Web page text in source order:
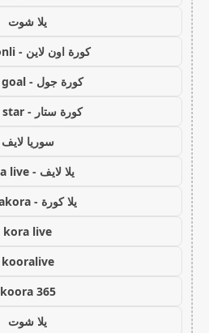
يلا شوت
كورة اون لاين - kora onli
كورة جول - kora goal
كورة ستار - kora star
سوريا لايف
يلا لايف - yalla live
يلا كورة - yallakora
kora live
kooralive
koora 365
يلا شوت